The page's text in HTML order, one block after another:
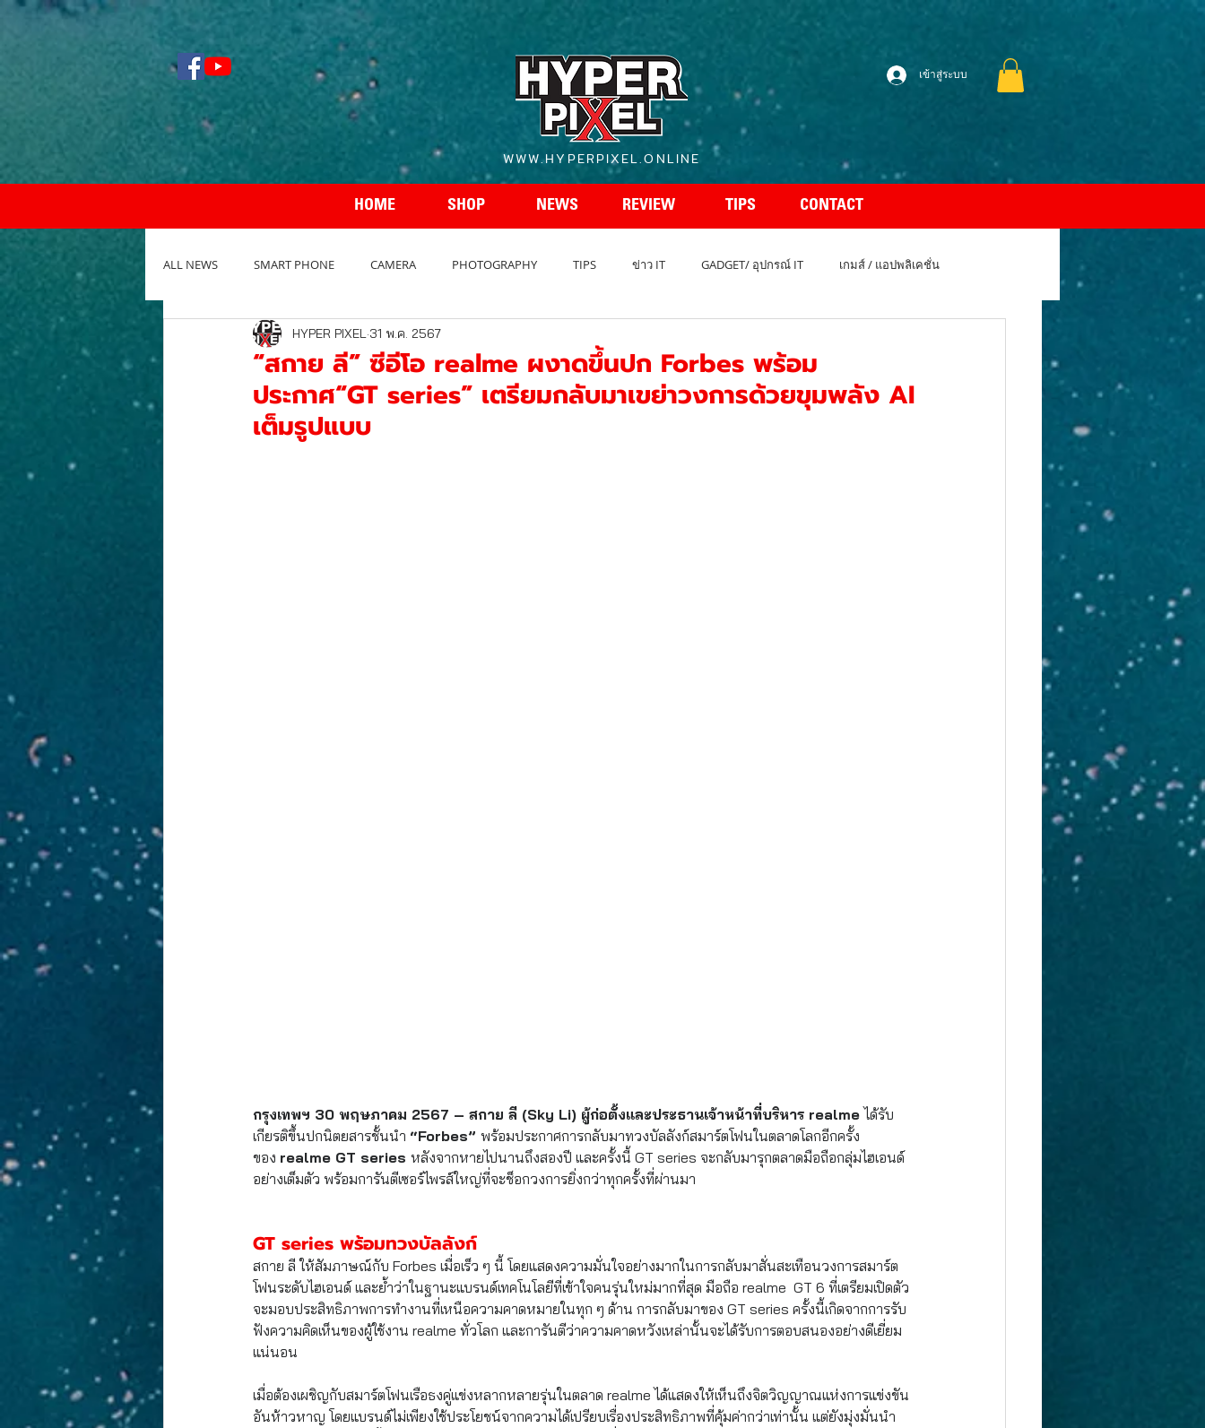
เข้าสู่ระบบ
WWW.HYPERPIXEL.ONLINE
HOME SHOP NEWS REVIEW TIPS CONTACT
ALL NEWS SMART PHONE CAMERA PHOTOGRAPHY TIPS ข่าว IT GADGET/ อุปกรณ์ IT เกมส์ / แอปพลิเคชั่น
NOTEBOOK / PC REVIEW กล้อง REVIEW โทรศัพท์
งานประกวดภาพวาด PR-NEWS
“สกาย ลี” ซีอีโอ realme ผงาดขึ้นปก Forbes พร้อม
ประกาศ“GT series” เตรียมกลับมาเขย่าวงการด้วยขุมพลัง AI
เต็มรูปแบบ
HYPER PIXEL 31 พ.ค. 2567
กรุงเทพฯ 30 พฤษภาคม 2567 – สกาย ลี (Sky Li) ผู้ก่อตั้งและประธานเจ้าหน้าที่บริหาร realme ได้รับ
เกียรติขึ้นปกนิตยสารชั้นนำ “Forbes” พร้อมประกาศการกลับมาทวงบัลลังก์สมาร์ตโฟนในตลาดโลกอีกครั้ง
ของ realme GT series หลังจากหายไปนานถึงสองปี และครั้งนี้ GT series จะกลับมารุกตลาดมือถือกลุ่มไฮเอนด์
อย่างเต็มตัว พร้อมการันตีเซอร์ไพรส์ใหญ่ที่จะช็อกวงการยิ่งกว่าทุกครั้งที่ผ่านมา
GT series พร้อมทวงบัลลังก์
สกาย ลี ให้สัมภาษณ์กับ Forbes เมื่อเร็ว ๆ นี้ โดยแสดงความมั่นใจอย่างมากในการกลับมาสั่นสะเทือนวงการสมาร์ต
โฟนระดับไฮเอนด์ และย้ำว่าในฐานะแบรนด์เทคโนโลยีที่เข้าใจคนรุ่นใหม่มากที่สุด มือถือ realme  GT 6 ที่เตรียมเปิดตัว
จะมอบประสิทธิภาพการทำงานที่เหนือความคาดหมายในทุก ๆ ด้าน การกลับมาของ GT series ครั้งนี้เกิดจากการรับ
ฟังความคิดเห็นของผู้ใช้งาน realme ทั่วโลก และการันตีว่าความคาดหวังเหล่านั้นจะได้รับการตอบสนองอย่างดีเยี่ยม
แน่นอน
เมื่อต้องเผชิญกับสมาร์ตโฟนเรือธงคู่แข่งหลากหลายรุ่นในตลาด realme ได้แสดงให้เห็นถึงจิตวิญญาณแห่งการแข่งขัน
อันห้าวหาญ โดยแบรนด์ไม่เพียงใช้ประโยชน์จากความได้เปรียบเรื่องประสิทธิภาพที่คุ้มค่ากว่าเท่านั้น แต่ยังมุ่งมั่นนำ